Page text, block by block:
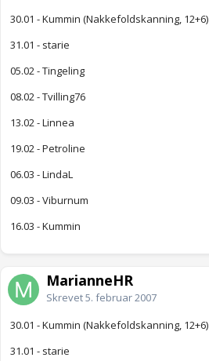
30.01 - Kummin (Nakkefoldskanning, 12+6)
31.01 - starie
05.02 - Tingeling
08.02 - Tvilling76
13.02 - Linnea
19.02 - Petroline
06.03 - LindaL
09.03 - Viburnum
16.03 - Kummin
MarianneHR
Skrevet5. februar 2007
30.01 - Kummin (Nakkefoldskanning, 12+6)
31.01 - starie